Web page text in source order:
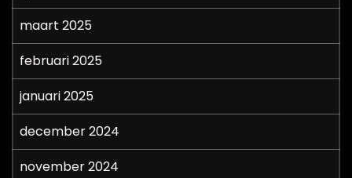
maart 2025
februari 2025
januari 2025
december 2024
november 2024